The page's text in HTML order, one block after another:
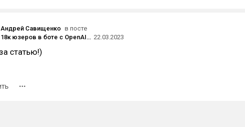
Андрей Савищенко в посте
18к юзеров в боте с OpenAI за 3 недели и почему он бесплатный, если за OpenAI платим мы 22.03.2023
статью!)